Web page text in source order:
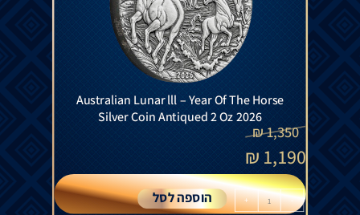
Australian Lunar lll – Year Of The Horse
Silver Coin Antiqued 2 Oz 2026
1,350
₪
1,190
₪
-
+ הוספה לסל